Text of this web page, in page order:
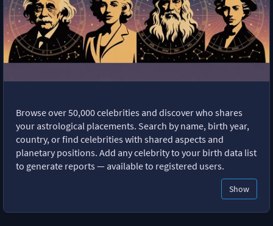
Browse over 50,000 celebrities and discover who shares
your astrological placements. Search by name, birth year,
country, or find celebrities with shared aspects and
planetary positions. Add any celebrity to your birth data list
to generate reports — available to registered users.
Show